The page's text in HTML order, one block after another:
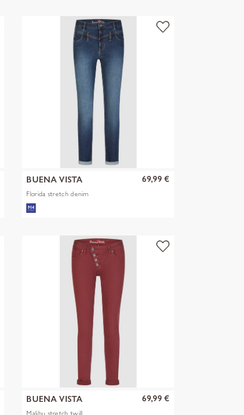
BUENA VISTA
Florida stretch denim
69,99 €
BUENA VISTA
Malibu stretch twill
69,99 €